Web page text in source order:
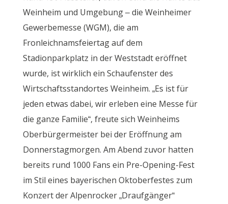
Weinheim und Umgebung – die Weinheimer
Gewerbemesse (WGM), die am
Fronleichnamsfeiertag auf dem
Stadionparkplatz in der Weststadt eröffnet
wurde, ist wirklich ein Schaufenster des
Wirtschaftsstandortes Weinheim. „Es ist für
jeden etwas dabei, wir erleben eine Messe für
die ganze Familie“, freute sich Weinheims
Oberbürgermeister bei der Eröffnung am
Donnerstagmorgen. Am Abend zuvor hatten
bereits rund 1000 Fans ein Pre-Opening-Fest
im Stil eines bayerischen Oktoberfestes zum
Konzert der Alpenrocker „Draufgänger“